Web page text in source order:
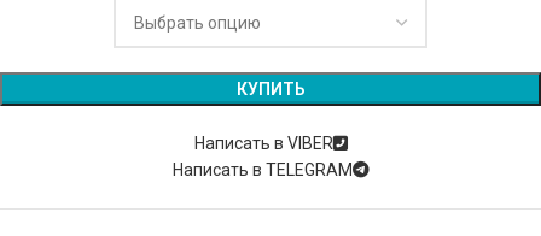
КУПИТЬ
Написать в VIBER
Написать в TELEGRAM